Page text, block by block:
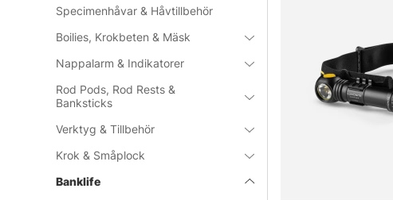
Specimenhåvar & Håvtillbehör
Boilies, Krokbeten & Mäsk
Nappalarm & Indikatorer
Rod Pods, Rod Rests &
Banksticks
Verktyg & Tillbehör
Krok & Småplock
Banklife